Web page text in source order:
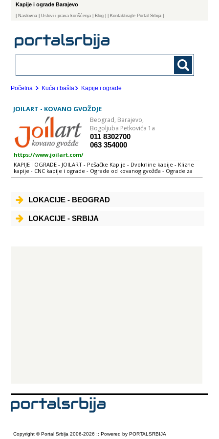
Kapije i ograde Barajevo
Naslovna | Uslovi i prava korišćenja Blog | Kontaktirajte Portal Srbija |
Početna Kuća i bašta Kapije i ograde
JOILART - KOVANO GVOŽDJE
Beograd, Barajevo,
Bogoljuba Petkovića 1a
011 8302700
063 354000
https://www.joilart.com/
KAPIJE I OGRADE - JOILART - Pešačke Kapije - Dvokrline kapije - Klizne
kapije - CNC kapije i ograde - Ograde od kovanog gvožđa - Ograde za
stepenice i galerije - Ograde za terase i balkone
LOKACIJE - BEOGRAD
LOKACIJE - SRBIJA
Copyright © Portal Srbija 2006-2026 :: Powered by PORTALSRBIJA